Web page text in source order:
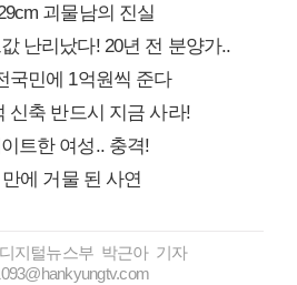
괴물남의 진실
난리났다! 20년 전 분양가..
국민에 1억원씩 준다
신축 반드시 지금 사라!
트한 여성.. 충격!
에 거물 된 사연
지털뉴스부 박근아 기자